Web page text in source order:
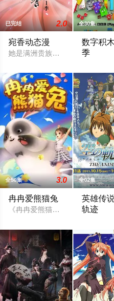
已完结 2.0
宛香动态漫
她是满洲贵族佟佳氏之后，祖
全30集
数字积
季
全50集 3.0
冉冉爱熊猫兔
《冉冉爱熊猫兔》系列动画讲
全02集
英雄传
轨迹